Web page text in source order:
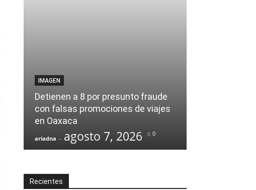
IMAGEN
Detienen a 8 por presunto fraude
con falsas promociones de viajes
en Oaxaca
ariadna - agosto 7, 2026 0
Recientes